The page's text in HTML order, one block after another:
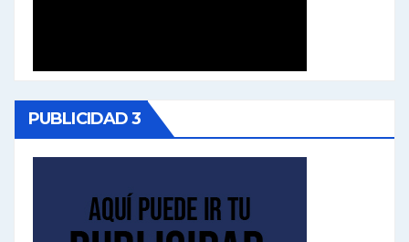
PUBLICIDAD 3